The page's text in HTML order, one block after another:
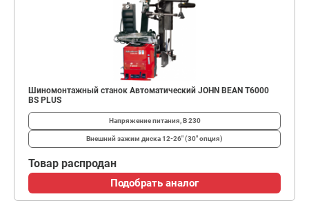
Шиномонтажный станок Автоматический JOHN BEAN T6000
BS PLUS
Напряжение питания, В230
Внешний зажим диска12-26" (30" опция)
Товар распродан
Подобрать аналог